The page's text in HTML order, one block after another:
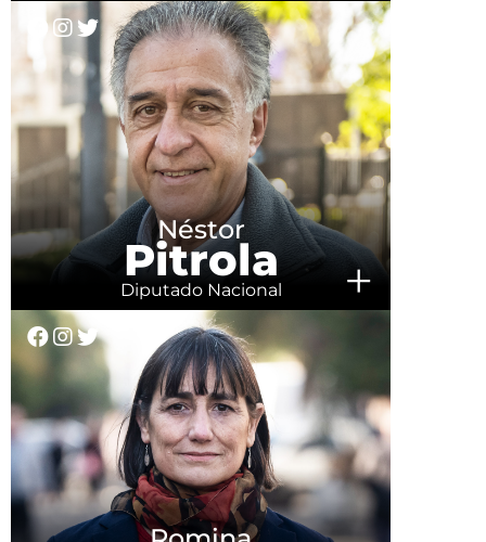
Néstor
Pitrola
Diputado Nacional +